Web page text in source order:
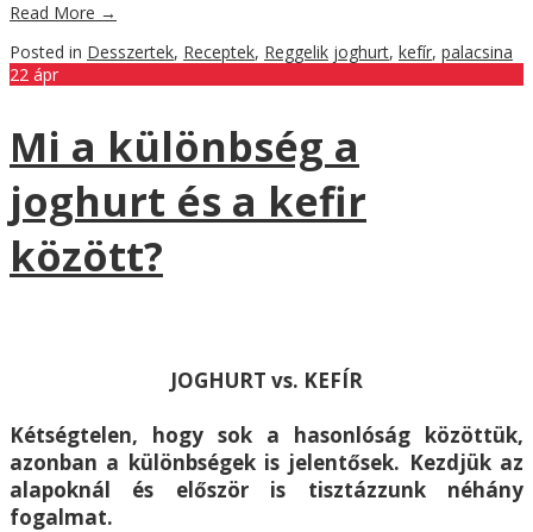
Read More →
Posted in Desszertek, Receptek, Reggelik joghurt, kefír, palacsina
22 ápr
Mi a különbség a
joghurt és a kefir
között?
JOGHURT vs. KEFÍR
Kétségtelen, hogy sok a hasonlóság közöttük,
azonban a különbségek is jelentősek. Kezdjük az
alapoknál és először is tisztázzunk néhány
fogalmat.